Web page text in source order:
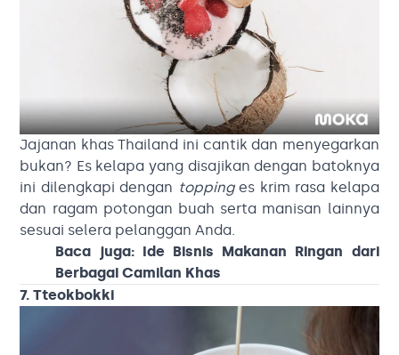
Jajanan khas Thailand ini cantik dan menyegarkan
bukan? Es kelapa yang disajikan dengan batoknya
ini dilengkapi dengan toppinges krim rasa kelapa
dan ragam potongan buah serta manisan lainnya
sesuai selera pelanggan Anda.
Baca juga:Ide Bisnis Makanan Ringan dari
Berbagai Camilan Khas
7. Tteokbokki